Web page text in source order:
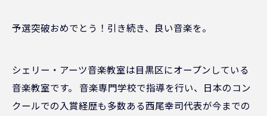
予選突破おめでとう！引き続き、良い音楽を。
シェリー・アーツ音楽教室は目黒区にオープンしている
音楽教室です。 音楽専門学校で指導を行い、日本のコン
クールでの入賞経歴も多数ある西尾幸司代表が今までの